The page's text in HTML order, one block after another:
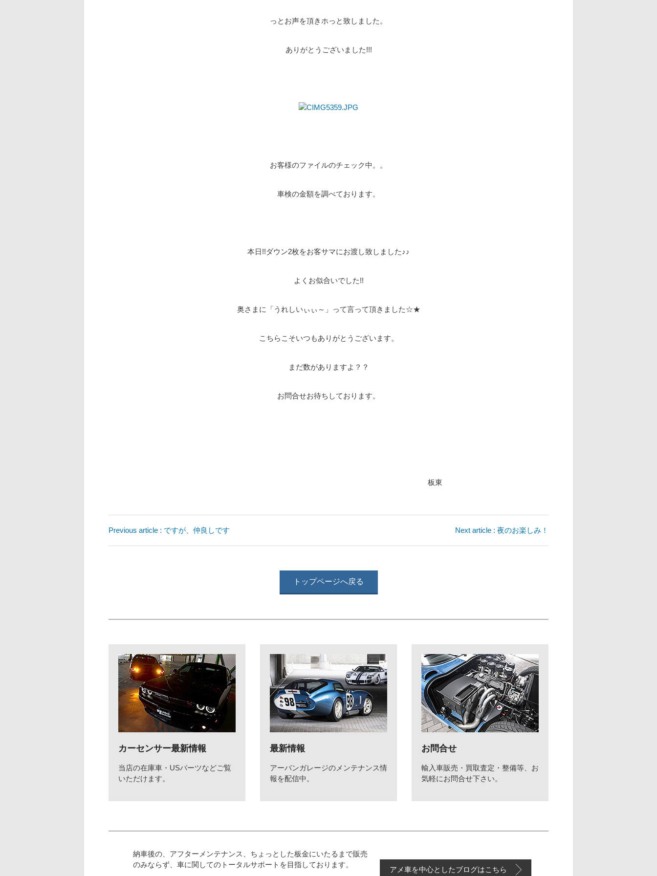
っとお声を頂きホっと致しました。
ありがとうございました!!!
お客様のファイルのチェック中。。
車検の金額を調べております。
本日!!ダウン2枚をお客サマにお渡し致しました♪♪
よくお似合いでした!!
奥さまに「うれしいぃぃ～」って言って頂きました☆★
こちらこそいつもありがとうございます。
まだ数がありますよ？？
お問合せお待ちしております。
板東
Previous article : ですが、仲良しです Next article : 夜のお楽しみ！
トップページへ戻る
カーセンサー最新情報
当店の在庫車・USパーツなどご覧
いただけます。
最新情報
アーバンガレージのメンテナンス情
報を配信中。
お問合せ
輸入車販売・買取査定・整備等、お
気軽にお問合せ下さい。
納車後の、アフターメンテナンス、ちょっとした板金にいたるまで販売
のみならず、車に関してのトータルサポートを目指しております。
アメ車を中心としたブログはこちら